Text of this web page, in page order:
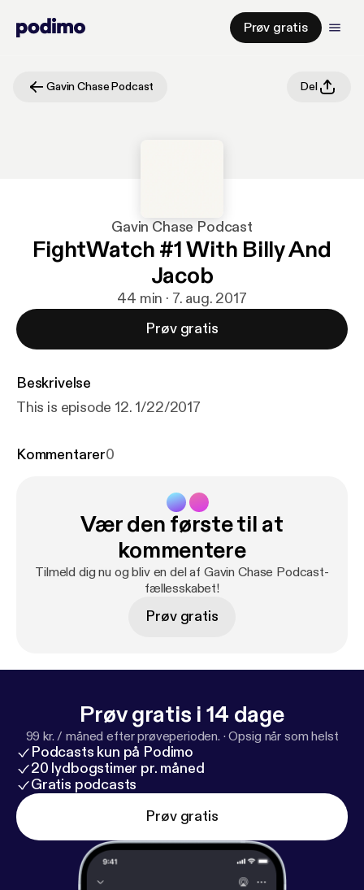
Prøv gratis
Gavin Chase Podcast Del
Gavin Chase Podcast
FightWatch #1 With Billy And
Jacob
44 min · 7. aug. 2017
Prøv gratis
Beskrivelse
This is episode 12. 1/22/2017
Kommentarer0
Vær den første til at
kommentere
Tilmeld dig nu og bliv en del af Gavin Chase Podcast-
fællesskabet!
Prøv gratis
Prøv gratis i 14 dage
99 kr. / måned efter prøveperioden. ·Opsig når som helst
Podcasts kun på Podimo
20 lydbogstimer pr. måned
Gratis podcasts
Prøv gratis